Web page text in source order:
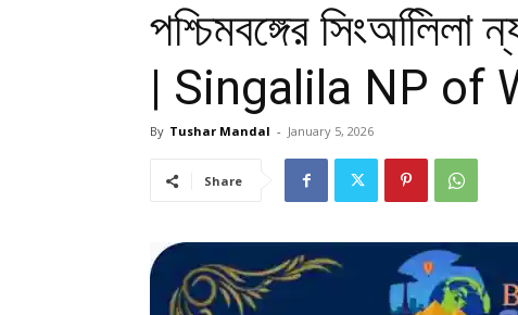
পশ্চিমবঙ্গের
| Singalila NP of
By Tushar Mandal - January 5, 2026
Share